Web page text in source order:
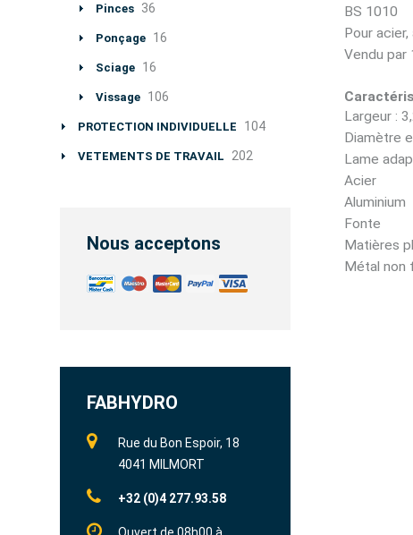
BS 1010
Pour acier,
Vendu par
Largeur :
Diamètre
Lame
Acier
Aluminium
Fonte
Matières
Métal non
Pinces 36
Ponçage 16
Sciage 16
Vissage 106
PROTECTION INDIVIDUELLE 104
VETEMENTS DE TRAVAIL 202
Nous acceptons
FABHYDRO
Rue du Bon Espoir, 18
4041 MILMORT
+32 (0)4 277.93.58